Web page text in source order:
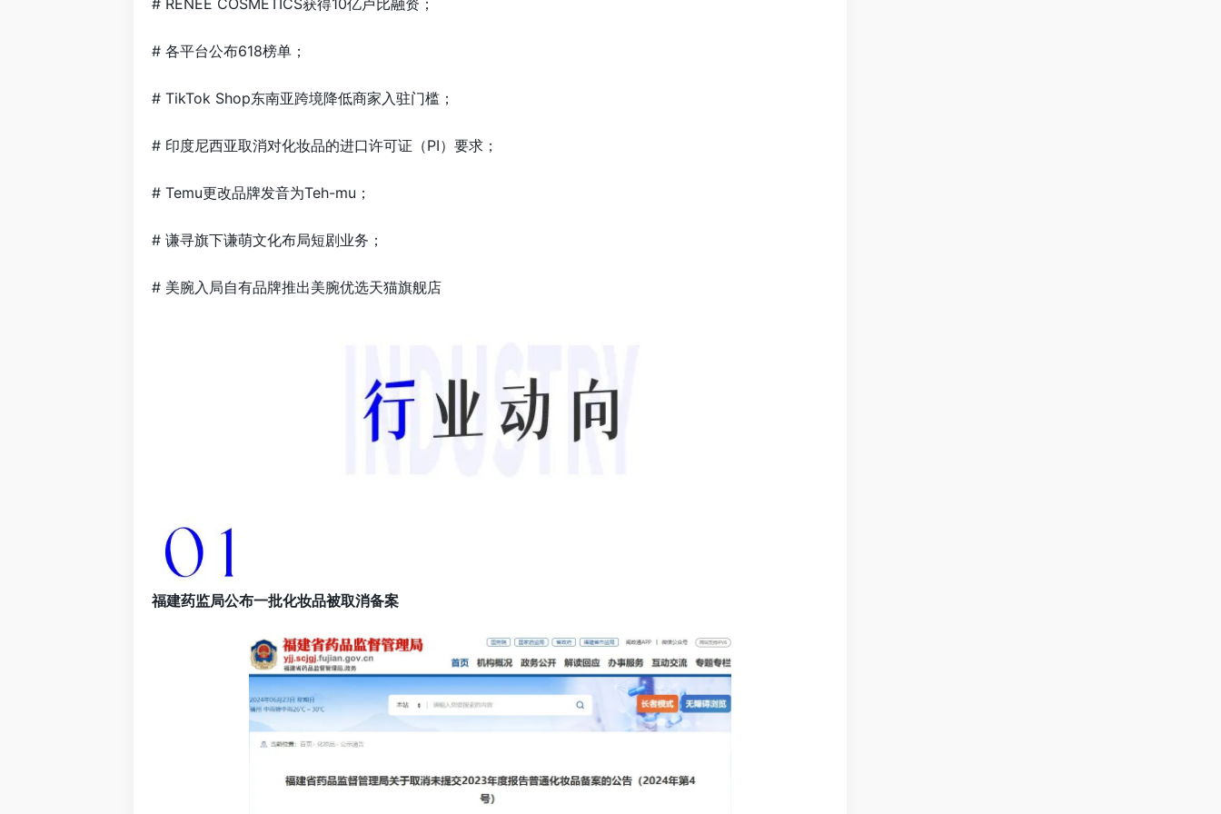
# 各平台公布618榜单；
# TikTok Shop东南亚跨境降低商家入驻门槛；
# 印度尼西亚取消对化妆品的进口许可证（PI）要求；
# Temu更改品牌发音为Teh-mu；
# 谦寻旗下谦萌文化布局短剧业务；
# 美腕入局自有品牌推出美腕优选天猫旗舰店
福建药监局公布一批化妆品被取消备案